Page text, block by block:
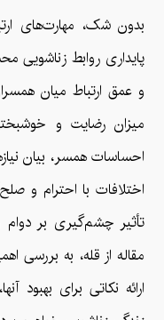
بدون شک، مهارت‌های
پایداری روابط زناشویی
و عمق ارتباط میان
میزان رضایت و
احساسات همسر، بیان
اختلافات با احترام و
تأثیر چشم‌گیری بر دوام
مقاله از قله، به بررسی
ارائه نکاتی برای بهبود